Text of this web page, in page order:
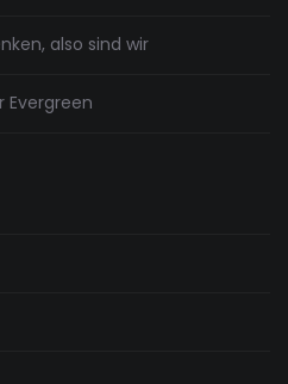
also sind wir
Evergreen